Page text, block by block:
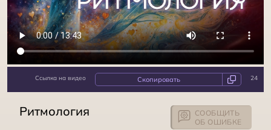
Ссылка на видео 24
Ритмология
СООБЩИТЬ
ОБ ОШИБКЕ